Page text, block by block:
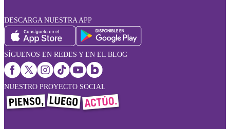
DESCARGA NUESTRA APP
SÍGUENOS EN REDES Y EN EL BLOG
NUESTRO PROYECTO SOCIAL